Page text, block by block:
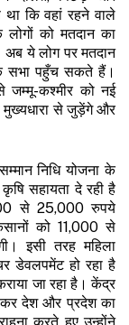
था कि वहां रहने वाले
लोगों को मतदान का
अब ये लोग पर मतदान
सभा पहुँच सकते हैं।
जम्मू-कश्मीर को नई
मुख्यधारा से जुड़ेंगे और
निधि योजना के
सहायता दे रही है
से 25,000 रुपये
को 11,000 से
इसी तरह महिला
डेवलपमेंट हो रहा है
जा रहा है। केंद्र
देश और प्रदेश का
करते हुए उन्होंने